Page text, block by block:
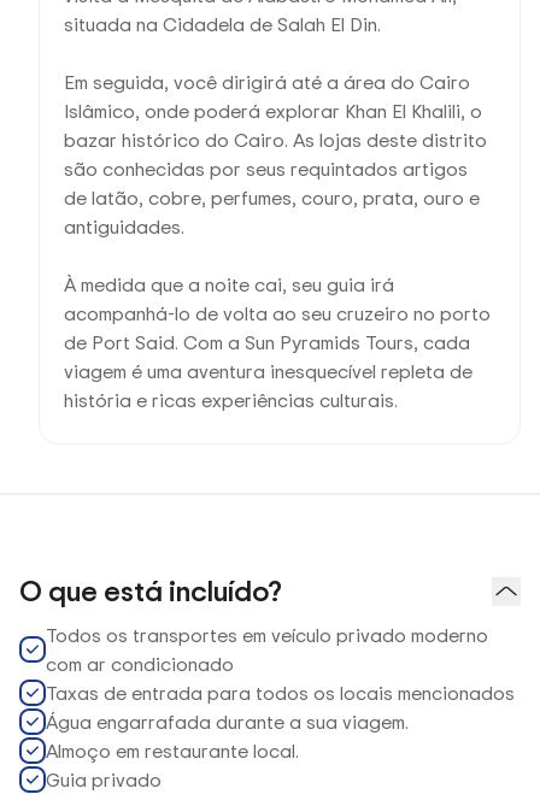
situada na Cidadela de Salah El Din.
Em seguida, você dirigirá até a área do Cairo
Islâmico, onde poderá explorar Khan El Khalili, o
bazar histórico do Cairo. As lojas deste distrito
são conhecidas por seus requintados artigos
de latão, cobre, perfumes, couro, prata, ouro e
antiguidades.
À medida que a noite cai, seu guia irá
acompanhá-lo de volta ao seu cruzeiro no porto
de Port Said. Com a Sun Pyramids Tours, cada
viagem é uma aventura inesquecível repleta de
história e ricas experiências culturais.
O que está incluído?
Todos os transportes em veículo privado moderno
com ar condicionado
Taxas de entrada para todos os locais mencionados
Água engarrafada durante a sua viagem.
Almoço em restaurante local.
Guia privado